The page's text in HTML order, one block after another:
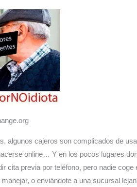
algunos cajeros son complicados de
online… Y en los pocos lugares
cita previa por teléfono, pero nadie coge
o enviándote a una sucursal